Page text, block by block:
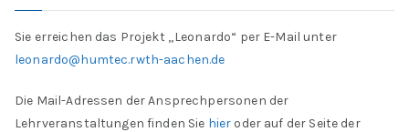
Sie erreichen das Projekt „Leonardo“ per E-Mail unter
leonardo@humtec.rwth-aachen.de
Die Mail-Adressen der Ansprechpersonen der
Lehrveranstaltungen finden Sie hier oder auf der Seite der